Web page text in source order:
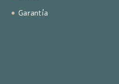
Garantía